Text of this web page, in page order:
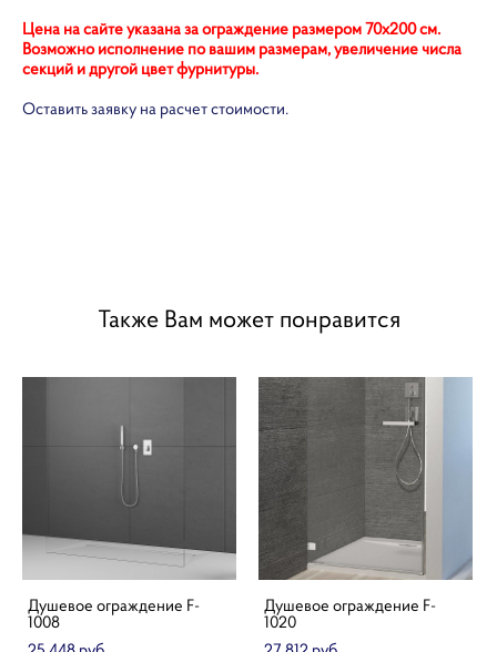
Цена на сайте указана за ограждение размером 70х200 см.
Возможно исполнение по вашим размерам, увеличение числа
секций и другой цвет фурнитуры.
Оставить заявку на расчет стоимости.
Также Вам может понравится
Душевое ограждение F-
1008
Душевое ограждение F-
1020